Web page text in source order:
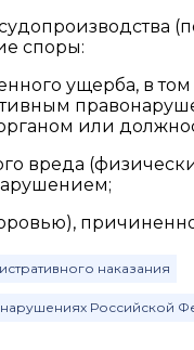
споры:
ущерба, в
или
вреда
наказания
Российской